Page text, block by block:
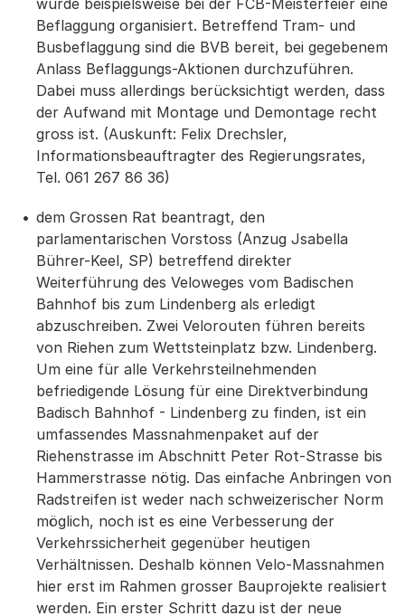
wurde beispielsweise bei der FCB-Meisterfeier eine
Beflaggung organisiert. Betreffend Tram- und
Busbeflaggung sind die BVB bereit, bei gegebenem
Anlass Beflaggungs-Aktionen durchzuführen.
Dabei muss allerdings berücksichtigt werden, dass
der Aufwand mit Montage und Demontage recht
gross ist. (Auskunft: Felix Drechsler,
Informationsbeauftragter des Regierungsrates,
Tel. 061 267 86 36)
dem Grossen Rat beantragt, den
parlamentarischen Vorstoss (Anzug Jsabella
Bührer-Keel, SP) betreffend direkter
Weiterführung des Veloweges vom Badischen
Bahnhof bis zum Lindenberg als erledigt
abzuschreiben. Zwei Velorouten führen bereits
von Riehen zum Wettsteinplatz bzw. Lindenberg.
Um eine für alle Verkehrsteilnehmenden
befriedigende Lösung für eine Direktverbindung
Badisch Bahnhof - Lindenberg zu finden, ist ein
umfassendes Massnahmenpaket auf der
Riehenstrasse im Abschnitt Peter Rot-Strasse bis
Hammerstrasse nötig. Das einfache Anbringen von
Radstreifen ist weder nach schweizerischer Norm
möglich, noch ist es eine Verbesserung der
Verkehrssicherheit gegenüber heutigen
Verhältnissen. Deshalb können Velo-Massnahmen
hier erst im Rahmen grosser Bauprojekte realisiert
werden. Ein erster Schritt dazu ist der neue